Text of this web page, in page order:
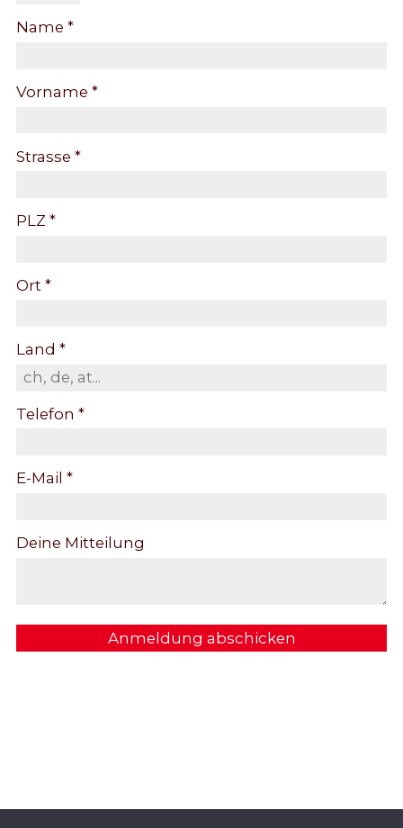
Name *
Vorname *
Strasse *
PLZ *
Ort *
Land *
Telefon *
E-Mail *
Deine Mitteilung
Anmeldung abschicken